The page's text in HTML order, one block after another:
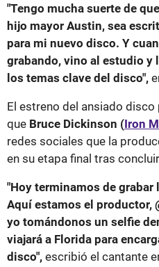
"Tengo mucha suerte de
hijo mayor Austin, sea
para mi nuevo disco. Y
grabando, vino al estudio y
los temas clave del disco",
El estreno del ansiado disco
que Bruce Dickinson (Iron
redes sociales que la
en su etapa final tras
"Hoy terminamos de
Aquí estamos el productor,
yo tomándonos un selfie
viajará a Florida para
disco", escribió el cantante